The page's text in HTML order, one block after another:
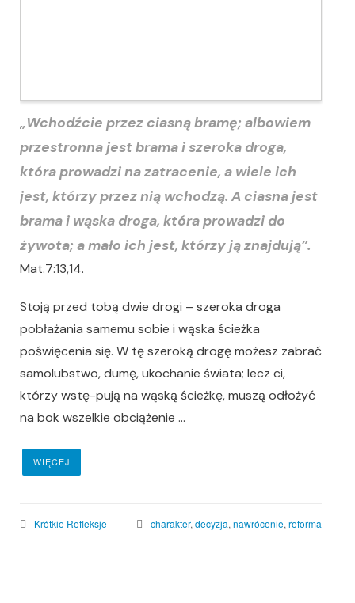
„Wchodźcie przez ciasną bramę; albowiem
przestronna jest brama i szeroka droga,
która prowadzi na zatracenie, a wiele ich
jest, którzy przez nią wchodzą. A ciasna jest
brama i wąska droga, która prowadzi do
żywota; a mało ich jest, którzy ją znajdują”.
Mat.7:13,14.
Stoją przed tobą dwie drogi – szeroka droga
pobłażania samemu sobie i wąska ścieżka
poświęcenia się. W tę szeroką drogę możesz zabrać
samolubstwo, dumę, ukochanie świata; lecz ci,
którzy wstę-pują na wąską ścieżkę, muszą odłożyć
na bok wszelkie obciążenie ...
WIĘCEJ
Krótkie Refleksje charakter,decyzja,nawrócenie,reforma